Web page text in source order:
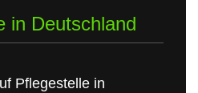
in Deutschland
Pflegestelle in